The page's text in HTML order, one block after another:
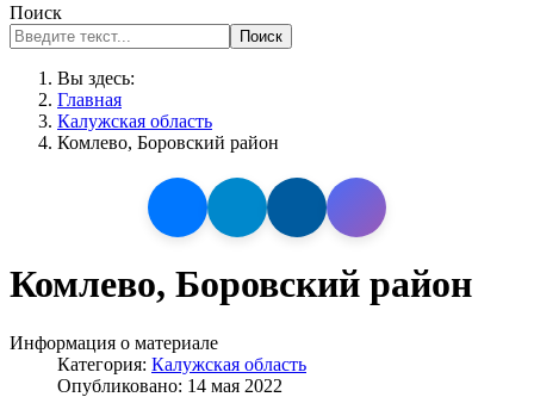
Поиск
Поиск
Вы здесь:
Главная
Калужская область
Комлево, Боровский район
Комлево, Боровский район
Информация о материале
Категория: Калужская область
Опубликовано: 14 мая 2022